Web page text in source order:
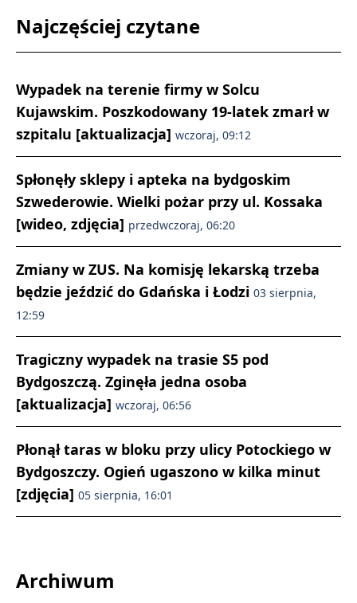
Najczęściej czytane
Wypadek na terenie firmy w Solcu
Kujawskim. Poszkodowany 19-latek zmarł w
szpitalu [aktualizacja] wczoraj, 09:12
Spłonęły sklepy i apteka na bydgoskim
Szwederowie. Wielki pożar przy ul. Kossaka
[wideo, zdjęcia] przedwczoraj, 06:20
Zmiany w ZUS. Na komisję lekarską trzeba
będzie jeździć do Gdańska i Łodzi 03 sierpnia,
12:59
Tragiczny wypadek na trasie S5 pod
Bydgoszczą. Zginęła jedna osoba
[aktualizacja] wczoraj, 06:56
Płonął taras w bloku przy ulicy Potockiego w
Bydgoszczy. Ogień ugaszono w kilka minut
[zdjęcia] 05 sierpnia, 16:01
Archiwum